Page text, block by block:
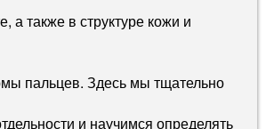
а также в структуре кожи и
пальцев. Здесь мы тщательно
и научимся определять